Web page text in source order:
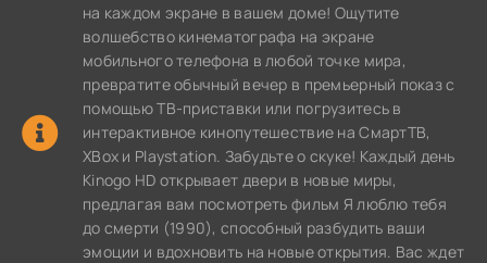
на каждом экране в вашем доме! Ощутите
волшебство кинематографа на экране
мобильного телефона в любой точке мира,
превратите обычный вечер в премьерный показ с
помощью ТВ-приставки или погрузитесь в
интерактивное кинопутешествие на СмартТВ,
XBox и Playstation. Забудьте о скуке! Каждый день
Kinogo HD открывает двери в новые миры,
предлагая вам посмотреть фильм Я люблю тебя
до смерти (1990), способный разбудить ваши
эмоции и вдохновить на новые открытия. Вас ждет